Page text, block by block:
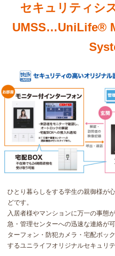
セキュリティシ
UMSS…UniLife®
ひとり暮らしをする学生の親御様が
どです。
入居者様やマンションに万一の事態
急・管理センターへの迅速な連絡が
ターフォン・防犯カメラ・宅配ボッ
するユニライフオリジナルセキュリテ